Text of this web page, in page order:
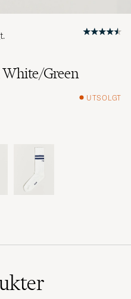
Green
UTSOLGT